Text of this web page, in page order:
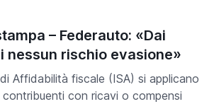
– Federauto: «Dai
nessun rischio evasione»
Affidabilità fiscale (ISA) si applicano
con ricavi o compensi